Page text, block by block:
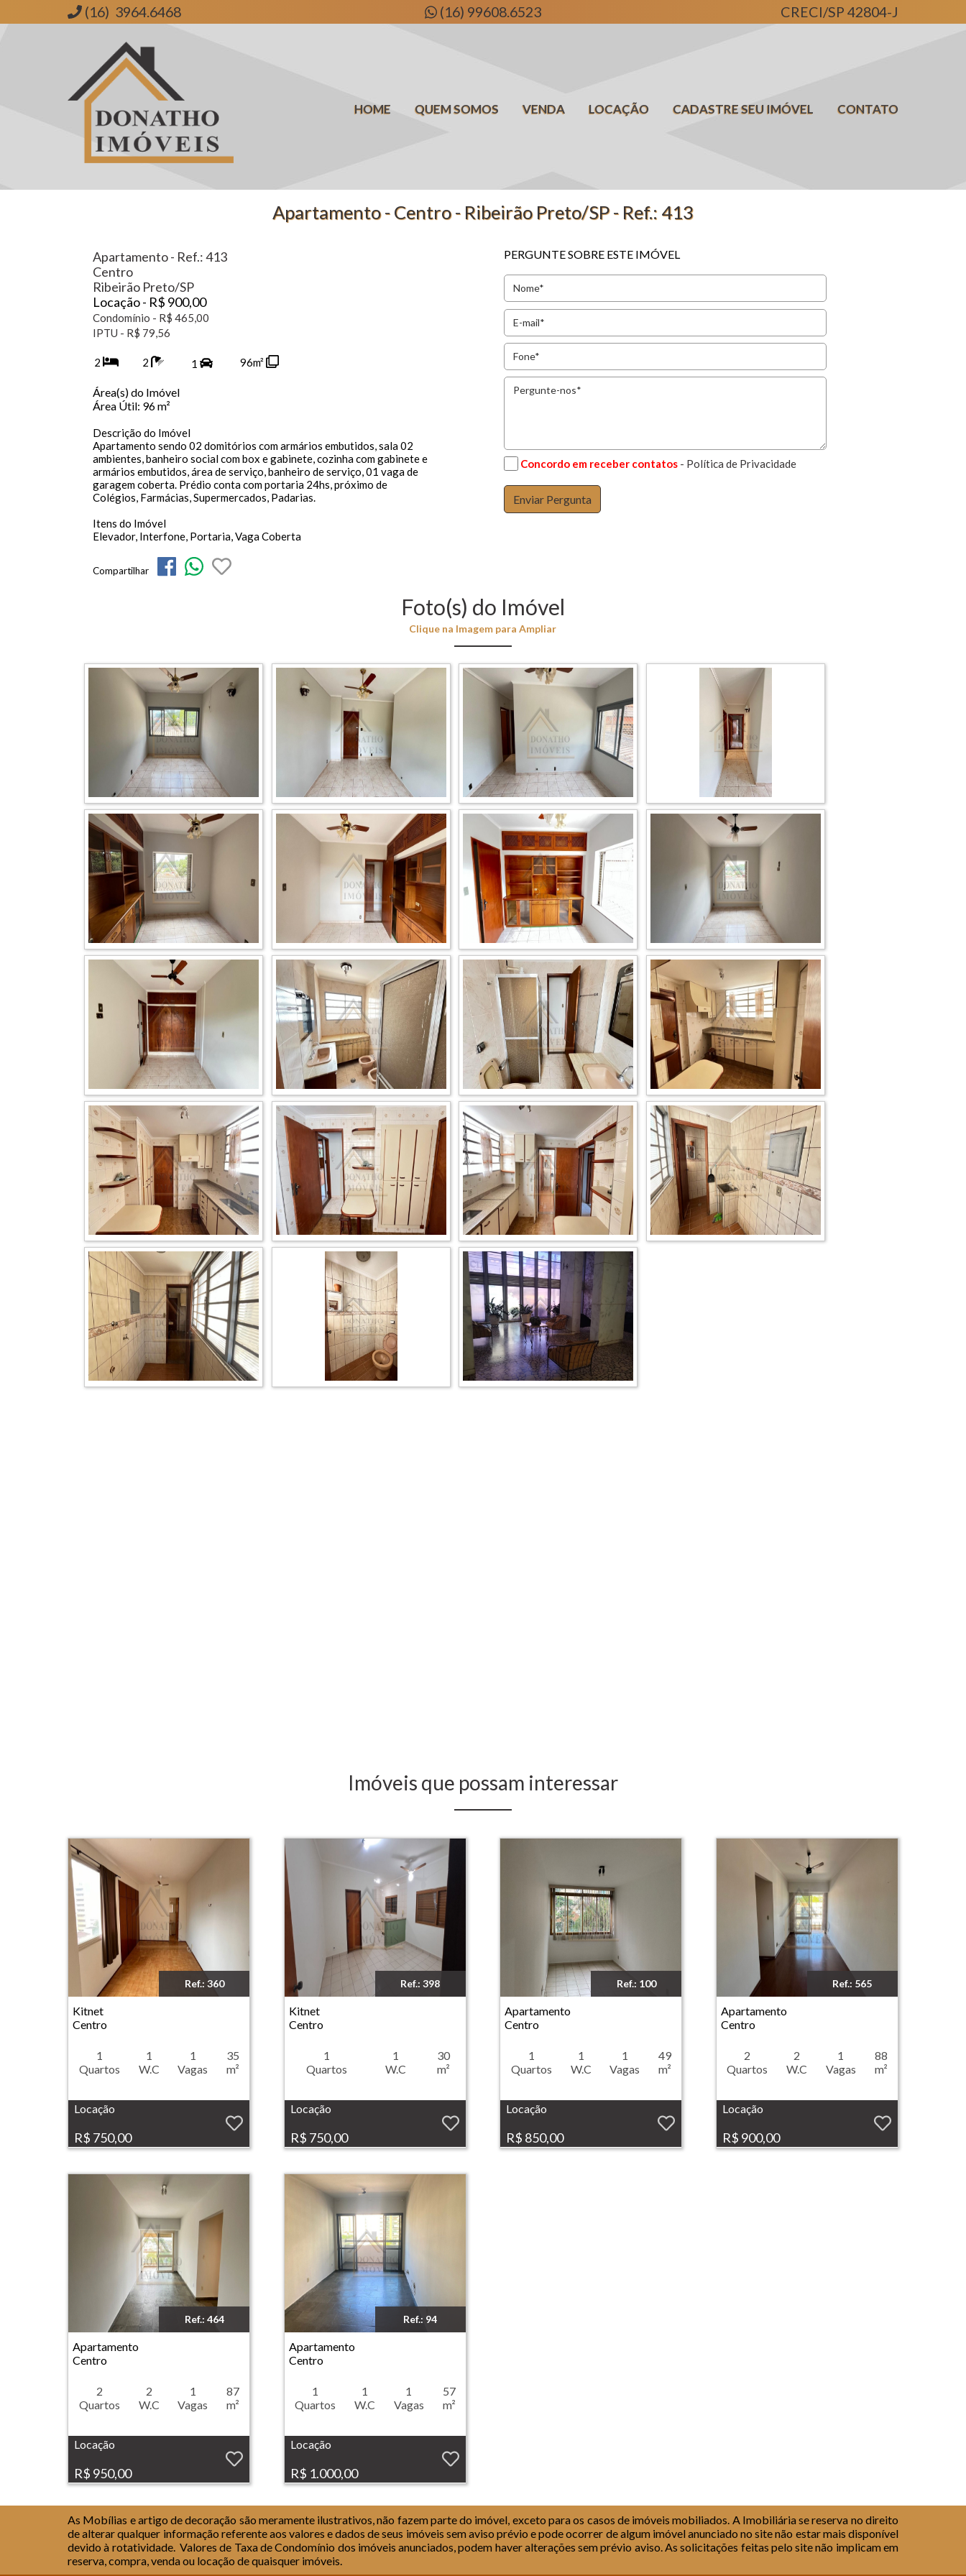
(16) 3964.6468 (16) 99608.6523 CRECI/SP 42804-J
HOME QUEM SOMOS VENDA LOCAÇÃO CADASTRE SEU IMÓVEL CONTATO
Apartamento - Centro - Ribeirão Preto/SP - Ref.: 413
Apartamento - Ref.: 413
Centro
Ribeirão Preto/SP
Locação - R$ 900,00
Condomínio - R$ 465,00
IPTU - R$ 79,56
2 2 1 96m²
Área(s) do Imóvel
Área Útil: 96 m²
Descrição do Imóvel
Apartamento sendo 02 domitórios com armários embutidos, sala 02
ambientes, banheiro social com box e gabinete, cozinha com gabinete e
armários embutidos, área de serviço, banheiro de serviço, 01 vaga de
garagem coberta. Prédio conta com portaria 24hs, próximo de
Colégios, Farmácias, Supermercados, Padarias.
Itens do Imóvel
Elevador, Interfone, Portaria, Vaga Coberta
Compartilhar
PERGUNTE SOBRE ESTE IMÓVEL
Concordo em receber contatos - Política de Privacidade
Foto(s) do Imóvel
Clique na Imagem para Ampliar
Imóveis que possam interessar
Imóvel: Kitnet - Centro - Ribeirão Preto Ref.: 360
Kitnet
Centro
1
Quartos
1
W.C
1
Vagas
35
m²
Locação
R$ 750,00
Imóvel: Kitnet - Centro - Ribeirão Preto Ref.: 398
Kitnet
Centro
1
Quartos
1
W.C
30
m²
Locação
R$ 750,00
Imóvel: Apartamento - Centro - Ribeirão Preto Ref.: 100
Apartamento
Centro
1
Quartos
1
W.C
1
Vagas
49
m²
Locação
R$ 850,00
Imóvel: Apartamento - Centro - Ribeirão Preto Ref.: 565
Apartamento
Centro
2
Quartos
2
W.C
1
Vagas
88
m²
Locação
R$ 900,00
Imóvel: Apartamento - Centro - Ribeirão Preto Ref.: 464
Apartamento
Centro
2
Quartos
2
W.C
1
Vagas
87
m²
Locação
R$ 950,00
Imóvel: Apartamento - Centro - Ribeirão Preto Ref.: 94
Apartamento
Centro
1
Quartos
1
W.C
1
Vagas
57
m²
Locação
R$ 1.000,00
As Mobílias e artigo de decoração são meramente ilustrativos, não fazem parte do imóvel, exceto para os casos de imóveis mobiliados. A Imobiliária se reserva no direito
de alterar qualquer informação referente aos valores e dados de seus imóveis sem aviso prévio e pode ocorrer de algum imóvel anunciado no site não estar mais disponível
devido à rotatividade.Valores de Taxa de Condomínio dos imóveis anunciados, podem haver alterações sem prévio aviso.As solicitações feitas pelo site não implicam em
reserva, compra, venda ou locação de quaisquer imóveis.